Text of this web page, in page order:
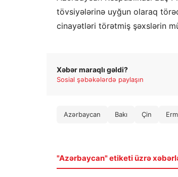
tövsiyələrinə uyğun olaraq
cinayətləri törətmiş şəxslərin
Xəbər maraqlı gəldi?
Sosial şəbəkələrdə paylaşın
Azərbaycan Bakı Çin
"Azərbaycan" etiketi üzrə